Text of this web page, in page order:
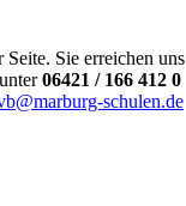
Sie erreichen uns
06421 / 166 412 0
schulen.de